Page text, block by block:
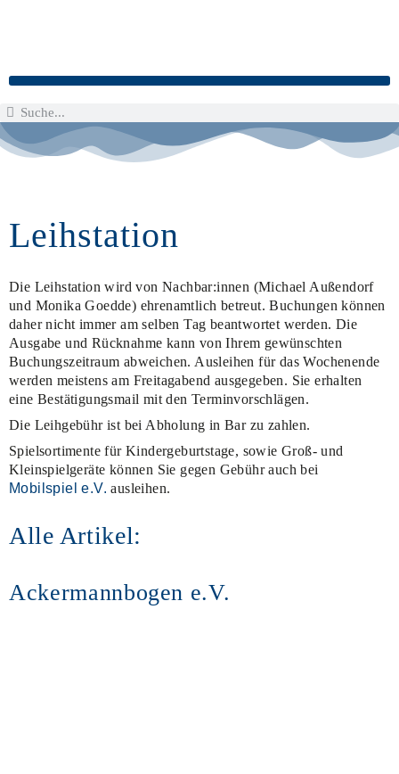
Leihstation
Die Leihstation wird von Nachbar:innen (Michael Außendorf
und Monika Goedde) ehrenamtlich betreut. Buchungen können
daher nicht immer am selben Tag beantwortet werden. Die
Ausgabe und Rücknahme kann von Ihrem gewünschten
Buchungszeitraum abweichen. Ausleihen für das Wochenende
werden meistens am Freitagabend ausgegeben. Sie erhalten
eine Bestätigungsmail mit den Terminvorschlägen.
Die Leihgebühr ist bei Abholung in Bar zu zahlen.
Spielsortimente für Kindergeburtstage, sowie Groß- und
Kleinspielgeräte können Sie gegen Gebühr auch bei
Mobilspiel e.V. ausleihen.
Alle Artikel:
Ackermannbogen e.V.